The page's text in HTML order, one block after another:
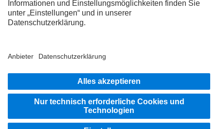
Datenschutz
Rechtliche Hinweise
EU Data Act